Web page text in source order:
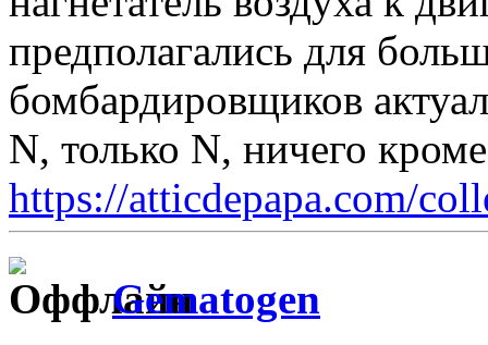
предполагались для
бомбардировщиков
N, только N, ничего
https://atticdepapa.com/
Gematogen